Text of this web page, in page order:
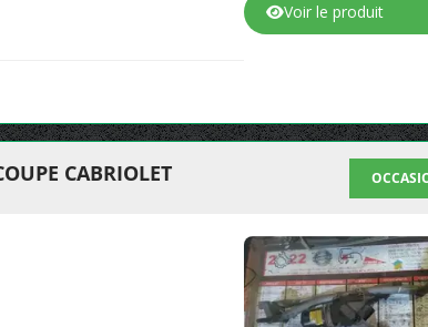
Voir le produit
CABRIOLET